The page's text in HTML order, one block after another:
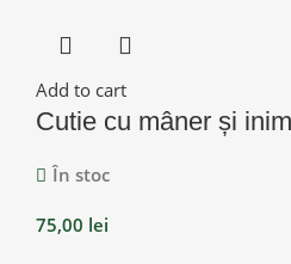
Add to cart
Cutie cu mâner și
În stoc
75,00 lei